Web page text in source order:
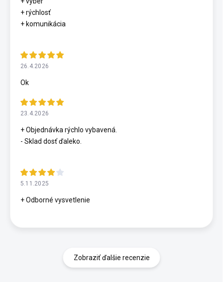
+ rýchlosť
+ komunikácia
26.4.2026
Ok
23.4.2026
+ Objednávka rýchlo vybavená.
- Sklad dosť ďaleko.
5.11.2025
+ Odborné vysvetlenie
Zobraziť ďalšie recenzie